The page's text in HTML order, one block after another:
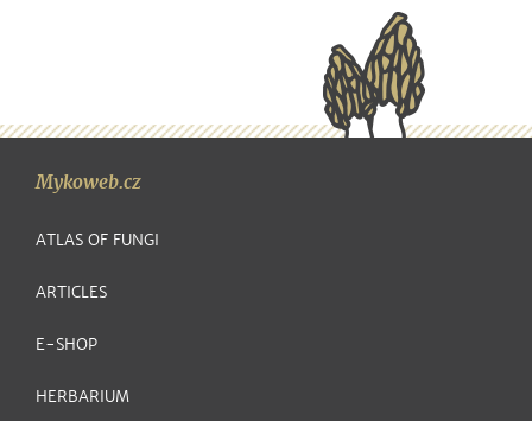
Mykoweb.cz
ATLAS OF FUNGI
ARTICLES
E-SHOP
HERBARIUM